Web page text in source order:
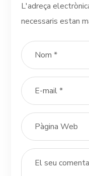
L'adreça
necessaris estan